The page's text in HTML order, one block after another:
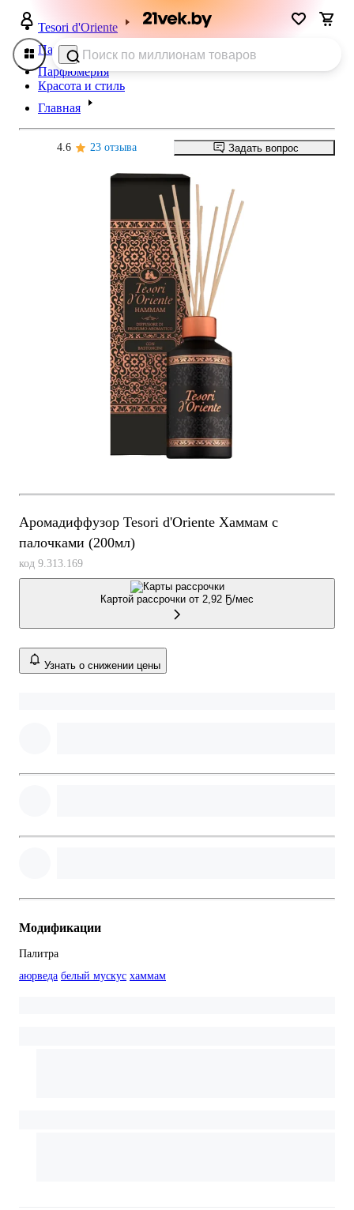
Tesori d'Oriente
Парфюмерия для дома
Парфюмерия
Красота и стиль
Главная
4.6 23 отзыва Задать вопрос
Аромадиффузор Tesori d'Oriente Хаммам с
палочками (200мл)
код 9.313.169
Картой рассрочки от 2,92 Ҕ/мес
Узнать о снижении цены
Модификации
Палитра
аюрведа белый мускус хаммам